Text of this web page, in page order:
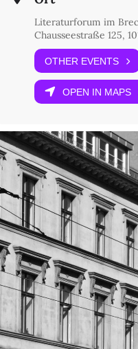
Literaturforum im
Chausseestraße 125,
OTHER EVENTS
OPEN IN MAPS